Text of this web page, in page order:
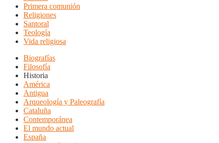
Primera comunión
Religiones
Santoral
Teología
Vida religiosa
Biografías
Filosofía
Historia
América
Antigua
Arqueología y Paleografía
Cataluña
Contemporánea
El mundo actual
España